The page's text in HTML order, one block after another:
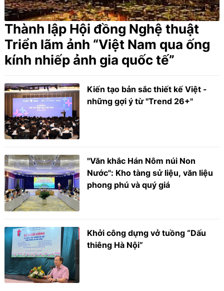
Thành lập Hội đồng Nghệ thuật
Triển lãm ảnh “Việt Nam qua ống
kính nhiếp ảnh gia quốc tế”
Kiến tạo bản sắc thiết kế Việt -
những gợi ý từ "Trend 26+"
"Văn khắc Hán Nôm núi Non
Nước": Kho tàng sử liệu, văn liệu
phong phú và quý giá
Khởi công dựng vở tuồng “Dấu
thiêng Hà Nội”